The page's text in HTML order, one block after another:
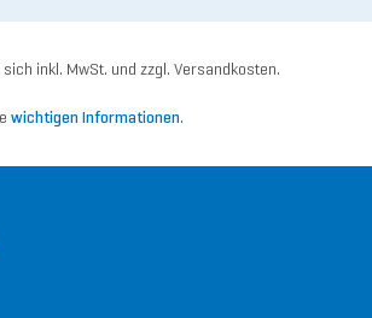
inkl. MwSt. und zzgl. Versandkosten.
wichtigen Informationen.